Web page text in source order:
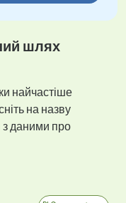
шлях
найчастіше
на назву
з даними про